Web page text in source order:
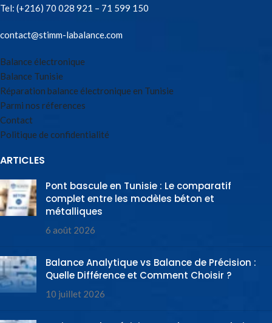
Tel: (+216) 70 028 921 – 71 599 150
contact@stimm-labalance.com
Balance électronique
Balance Tunisie
Réparation balance électronique en Tunisie
Parmi nos réferences
Contact
Politique de confidentialité
ARTICLES
Pont bascule en Tunisie : Le comparatif
complet entre les modèles béton et
métalliques
6 août 2026
Balance Analytique vs Balance de Précision :
Quelle Différence et Comment Choisir ?
10 juillet 2026